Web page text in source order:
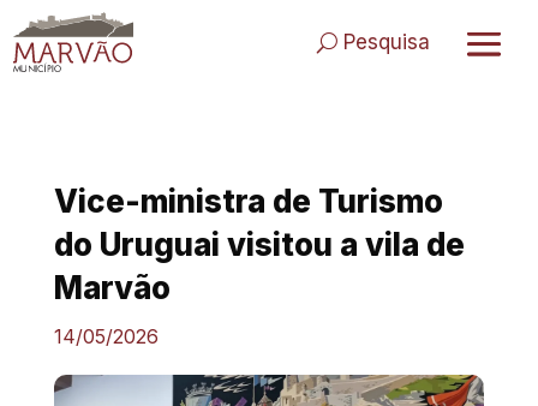
to
content
Pesquisa
Vice-ministra de Turismo
do Uruguai visitou a vila de
Marvão
14/05/2026